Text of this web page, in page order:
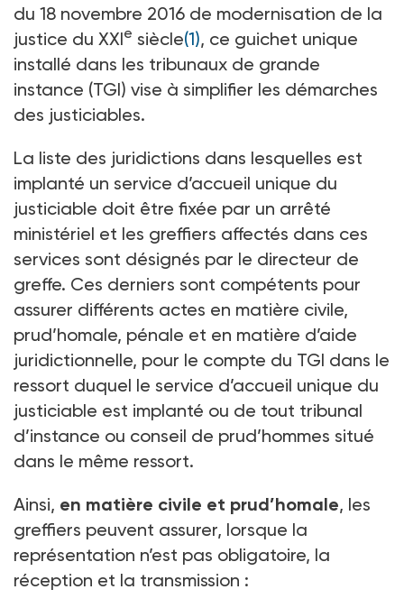
du 18 novembre 2016 de modernisation de la
justice du XXIe siècle(1), ce guichet unique
installé dans les tribunaux de grande
instance (TGI) vise à simplifier les démarches
des justiciables.
La liste des juridictions dans lesquelles est
implanté un service d’accueil unique du
justiciable doit être fixée par un arrêté
ministériel et les greffiers affectés dans ces
services sont désignés par le directeur de
greffe. Ces derniers sont compétents pour
assurer différents actes en matière civile,
prud’homale, pénale et en matière d’aide
juridictionnelle, pour le compte du TGI dans le
ressort duquel le service d’accueil unique du
justiciable est implanté ou de tout tribunal
d’instance ou conseil de prud’hommes situé
dans le même ressort.
Ainsi, en matière civile et prud’homale, les
greffiers peuvent assurer, lorsque la
représentation n’est pas obligatoire, la
réception et la transmission :